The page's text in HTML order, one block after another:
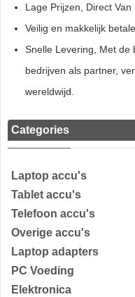
Lage Prijzen, Direct
Veilig en makkelijk
Snelle Levering, Met de
bedrijven als partner,
wereldwijd.
Categories
Laptop accu's
Tablet accu's
Telefoon accu's
Overige accu's
Laptop adapters
PC Voeding
Elektronica